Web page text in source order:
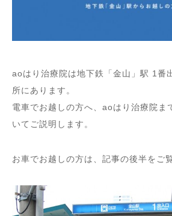
aoはり治療院は地下鉄「金山」駅 1番
所にあります。
電車でお越しの方へ、aoはり治療院ま
いてご説明します。
お車でお越しの方は、記事の後半をご